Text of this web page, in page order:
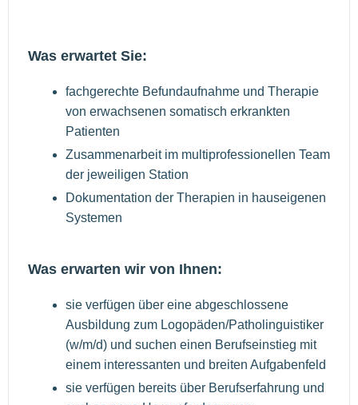
Was erwartet Sie:
fachgerechte Befundaufnahme und Therapie
von erwachsenen somatisch erkrankten
Patienten
Zusammenarbeit im multiprofessionellen Team
der jeweiligen Station
Dokumentation der Therapien in hauseigenen
Systemen
Was erwarten wir von Ihnen:
sie verfügen über eine abgeschlossene
Ausbildung zum Logopäden/Patholinguistiker
(w/m/d) und suchen einen Berufseinstieg mit
einem interessanten und breiten Aufgabenfeld
sie verfügen bereits über Berufserfahrung und